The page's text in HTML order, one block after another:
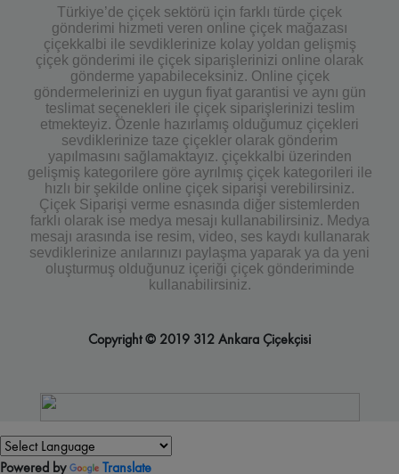
Türkiye’de çiçek sektörü için farklı türde çiçek
gönderimi hizmeti veren online çiçek mağazası
çiçekkalbi ile sevdiklerinize kolay yoldan gelişmiş
çiçek gönderimi ile çiçek siparişlerinizi online olarak
gönderme yapabileceksiniz. Online çiçek
göndermelerinizi en uygun fiyat garantisi ve aynı gün
teslimat seçenekleri ile çiçek siparişlerinizi teslim
etmekteyiz. Özenle hazırlamış olduğumuz çiçekleri
sevdiklerinize taze çiçekler olarak gönderim
yapılmasını sağlamaktayız. çiçekkalbi üzerinden
gelişmiş kategorilere göre ayrılmış çiçek kategorileri ile
hızlı bir şekilde online çiçek siparişi verebilirsiniz.
Çiçek Siparişi verme esnasında diğer sistemlerden
farklı olarak ise medya mesajı kullanabilirsiniz. Medya
mesajı arasında ise resim, video, ses kaydı kullanarak
sevdiklerinize anılarınızı paylaşma yaparak ya da yeni
oluşturmuş olduğunuz içeriği çiçek gönderiminde
kullanabilirsiniz.
Copyright © 2019 312 Ankara Çiçekçisi
Powered by Translate